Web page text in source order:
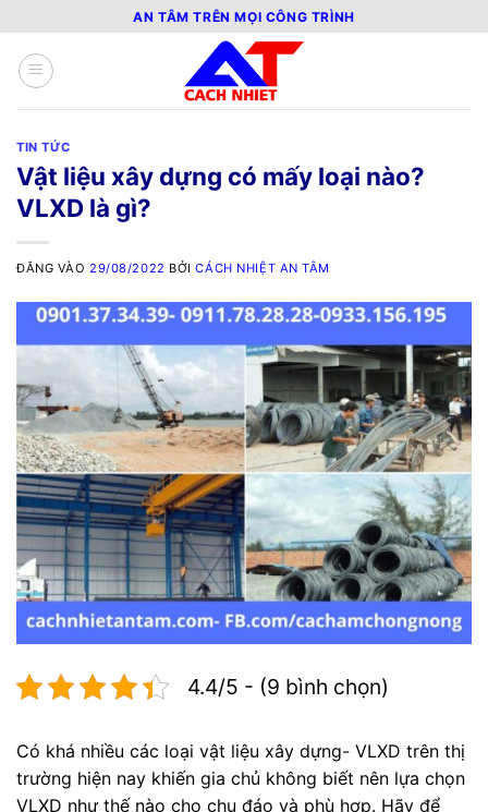
qua
nội
dung
AN TÂM TRÊN MỌI CÔNG TRÌNH
TIN TỨC
Vật liệu xây dựng có mấy loại nào?
VLXD là gì?
ĐĂNG VÀO 29/08/2022 BỞICÁCH NHIỆT AN TÂM
4.4/5 - (9 bình chọn)
Có khá nhiều các loại vật liệu xây dựng- VLXD trên thị
trường hiện nay khiến gia chủ không biết nên lựa chọn
VLXD như thế nào cho chu đáo và phù hợp. Hãy để